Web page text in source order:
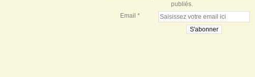
publiés.
Email